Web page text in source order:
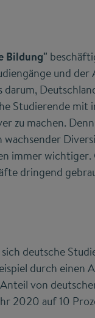
Bildung"
und der
Studierende
zu machen.
immer
dringend
sich deutsche
durch einen
von
2020 auf 10